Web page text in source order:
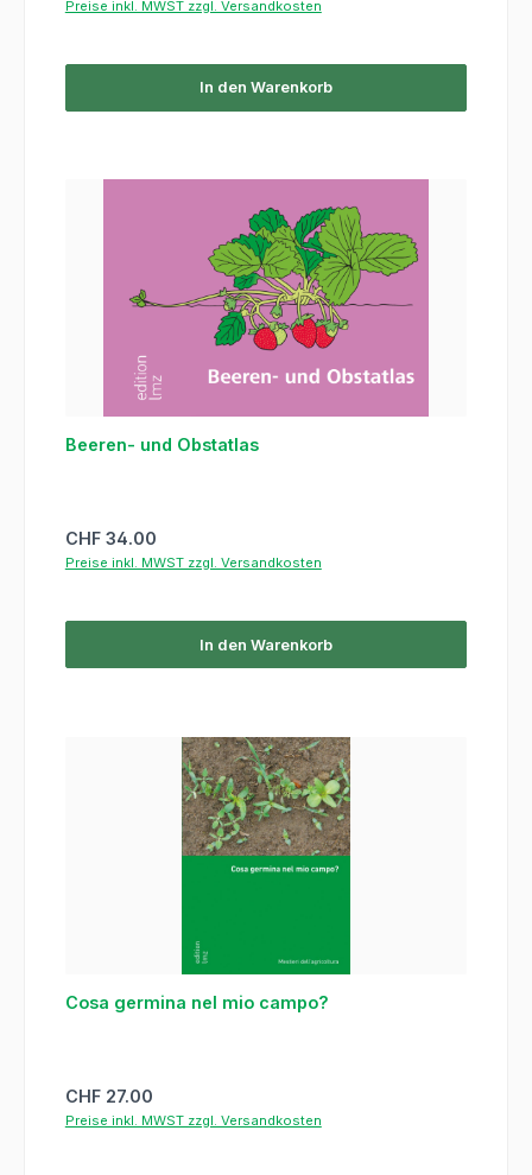
Preise inkl. MWST zzgl. Versandkosten
In den Warenkorb
Beeren- und Obstatlas
Regulärer Preis:
CHF 34.00
Preise inkl. MWST zzgl. Versandkosten
In den Warenkorb
Cosa germina nel mio campo?
Regulärer Preis:
CHF 27.00
Preise inkl. MWST zzgl. Versandkosten